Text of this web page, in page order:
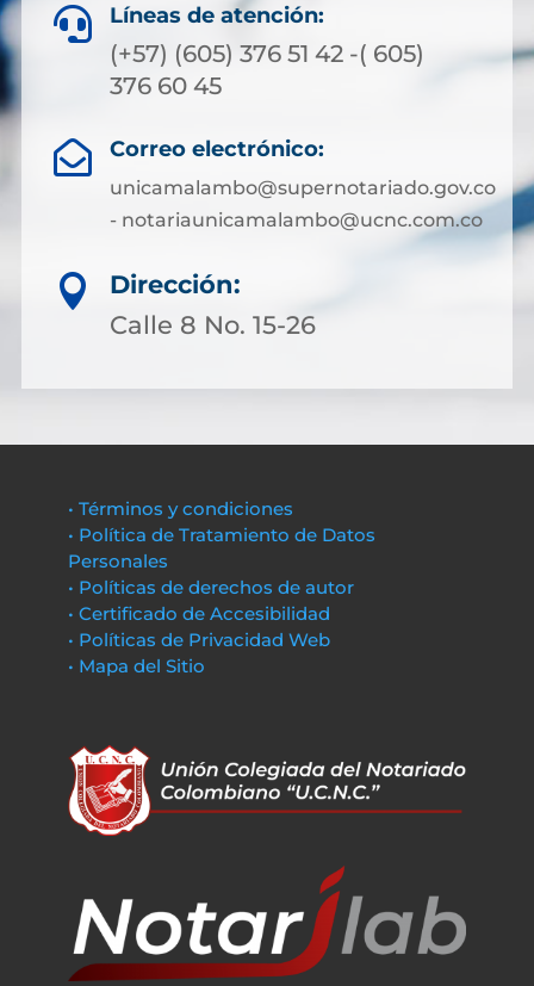
 Líneas de atención:
(+57) (605) 376 51 42 -( 605)
376 60 45
 Correo electrónico:
unicamalambo@supernotariado.gov.co
- notariaunicamalambo@ucnc.com.co

Dirección:
Calle 8 No. 15-26
• Términos y condiciones
• Política de Tratamiento de Datos
Personales
• Políticas de derechos de autor
• Certificado de Accesibilidad
• Políticas de Privacidad Web
• Mapa del Sitio